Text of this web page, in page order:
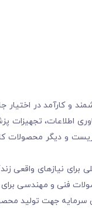
و کارآمد در اختیار
اطلاعات، تجهیزات
و دیگر محصولات
نیازهای واقعی
فنی و مهندسی برای
جهت تولید